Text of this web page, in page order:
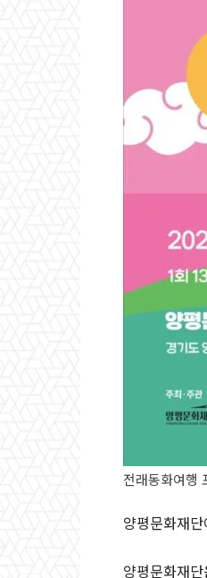
전래동화여행
양평문화재
양평문화재